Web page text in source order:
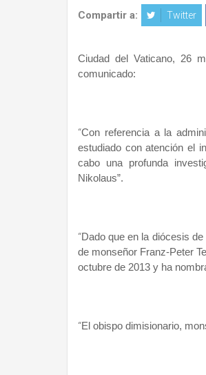
Compartir a: Twitter
Ciudad del Vaticano, 26
comunicado:
“Con referencia a la
estudiado con atención el
cabo una profunda
Nikolaus”.
“Dado que en la diócesis
de monseñor Franz-Peter
octubre de 2013 y ha
“El obispo dimisionario,